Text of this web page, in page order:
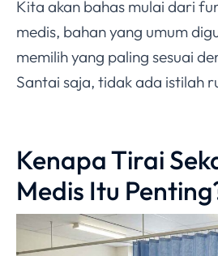
Kita akan bahas mulai dari
medis, bahan yang umum
memilih yang paling sesuai
Santai saja, tidak ada istilah
Kenapa Tirai
Medis Itu